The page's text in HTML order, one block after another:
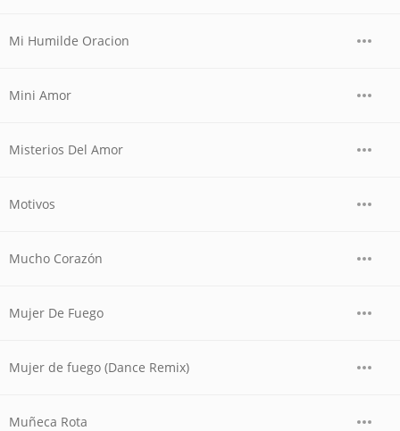
Mi Humilde Oracion
Mini Amor
Misterios Del Amor
Motivos
Mucho Corazón
Mujer De Fuego
Mujer de fuego (Dance Remix)
Muñeca Rota